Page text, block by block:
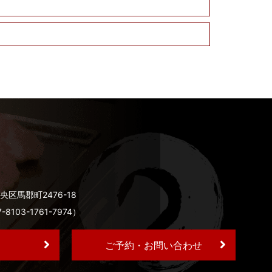
区馬郡町2476-18
8103-1761-7974）
ご予約・お問い合わせ